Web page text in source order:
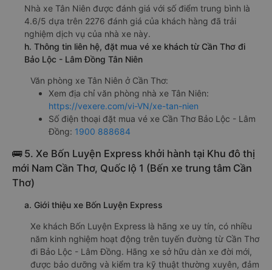
Nhà xe Tân Niên được đánh giá với số điểm trung bình là
4.6/5 dựa trên 2276 đánh giá của khách hàng đã trải
nghiệm dịch vụ của nhà xe này.
h. Thông tin liên hệ, đặt mua vé xe khách từ Cần Thơ đi
Bảo Lộc - Lâm Đồng Tân Niên
Văn phòng xe Tân Niên ở Cần Thơ:
Xem địa chỉ văn phòng nhà xe Tân Niên:
https://vexere.com/vi-VN/xe-tan-nien
Số điện thoại đặt mua vé xe Cần Thơ Bảo Lộc - Lâm
Đồng: 1900 888684
🚌 5. Xe Bốn Luyện Express khởi hành tại Khu đô thị
mới Nam Cần Thơ, Quốc lộ 1 (Bến xe trung tâm Cần
Thơ)
a. Giới thiệu xe Bốn Luyện Express
Xe khách Bốn Luyện Express là hãng xe uy tín, có nhiều
năm kinh nghiệm hoạt động trên tuyến đường từ Cần Thơ
đi Bảo Lộc - Lâm Đồng. Hãng xe sở hữu dàn xe đời mới,
được bảo dưỡng và kiểm tra kỹ thuật thường xuyên, đảm